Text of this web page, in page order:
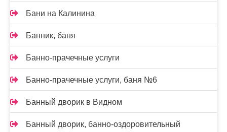
Бани на Калинина
Банник, баня
Банно-прачечные услуги
Банно-прачечные услуги, баня №6
Банный дворик в Видном
Банный дворик, банно-оздоровительный